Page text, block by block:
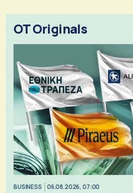
OT Originals
BUSINESS 06.08.2026, 07:00